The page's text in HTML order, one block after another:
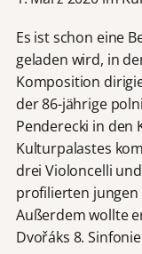
Es ist schon eine
geladen wird, in
Komposition
der 86-jährige
Penderecki in den
Kulturpalastes
drei Violoncelli
profilierten jungen
Außerdem wollte
Dvořáks 8.